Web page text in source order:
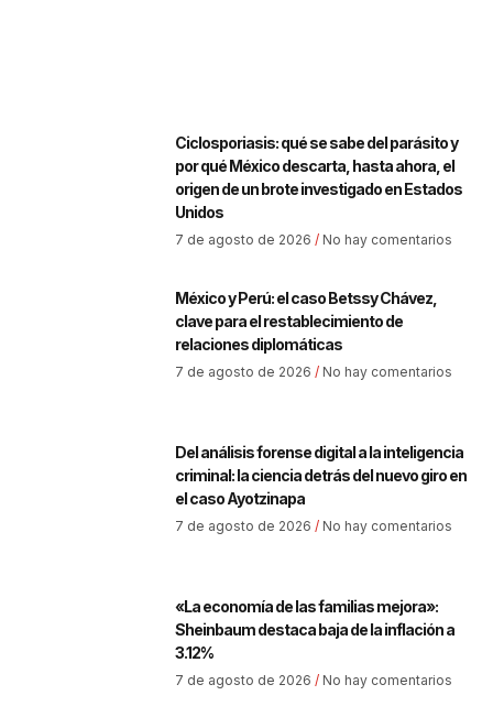
Ciclosporiasis: qué se sabe del parásito y
por qué México descarta, hasta ahora, el
origen de un brote investigado en Estados
Unidos
7 de agosto de 2026 No hay comentarios
México y Perú: el caso Betssy Chávez,
clave para el restablecimiento de
relaciones diplomáticas
7 de agosto de 2026 No hay comentarios
Del análisis forense digital a la inteligencia
criminal: la ciencia detrás del nuevo giro en
el caso Ayotzinapa
7 de agosto de 2026 No hay comentarios
«La economía de las familias mejora»:
Sheinbaum destaca baja de la inflación a
3.12%
7 de agosto de 2026 No hay comentarios